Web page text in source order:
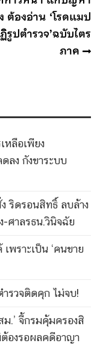
ต้องอ่าน ‘โรดแมป
รูปตำรวจ’ฉบับไตร
ภาค
หลือเพียง
ลง กังขาระบบ
ริดรอนสิทธิ์ ลบล้าง
-ศาลรธน.วินิจฉัย
เพราะเป็น ‘คนขาย
ำรวจติดคุก ไม่จบ!
.’ จี้กรมคุ้มครองสิ
ต้องรอผลคดีอาญา